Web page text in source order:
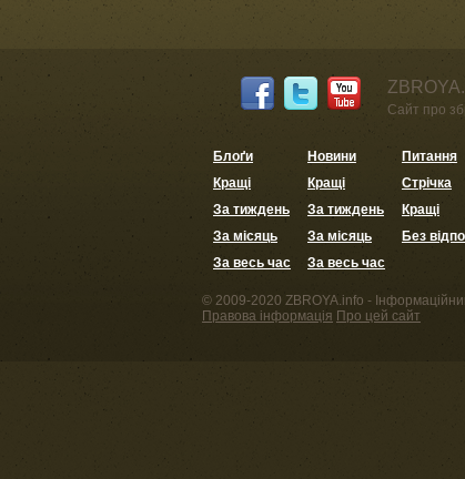
Сайт про
Блоґи
Кращі
За тиждень
За місяць
За весь час
Новини
Кращі
За тиждень
За місяць
За весь час
Питання
Стрічка
Кращі
Без
© 2009-2020 ZBROYA.info -
Правова інформація Про цей сайт